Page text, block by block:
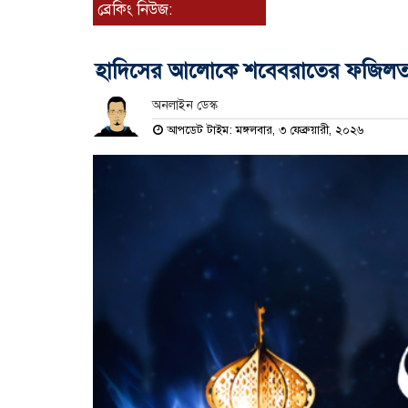
ব্রেকিং নিউজ:
হাদিসের আলোকে শবেবরাতের
অনলাইন ডেস্ক
আপডেট টাইম: মঙ্গলবার, ৩ ফেব্রুয়ারী, ২০২৬